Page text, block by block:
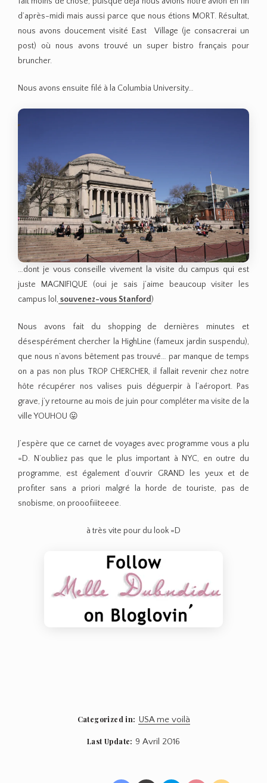
d’après-midi mais aussi parce que nous étions MORT. Résultat,
nous avons doucement visité East Village (je consacrerai un
post) où nous avons trouvé un super bistro français pour
bruncher.
Nous avons ensuite filé à la Columbia University…
…dont je vous conseille vivement la visite du campus qui est
juste MAGNIFIQUE (oui je sais j’aime beaucoup visiter les
campus lol, souvenez-vous Stanford)
Nous avons fait du shopping de dernières minutes et
désespérément chercher la HighLine (fameux jardin suspendu),
que nous n’avons bêtement pas trouvé… par manque de temps
on a pas non plus TROP CHERCHER, il fallait revenir chez notre
hôte récupérer nos valises puis déguerpir à l’aéroport. Pas
grave, j’y retourne au mois de juin pour compléter ma visite de la
ville YOUHOU 😛
J’espère que ce carnet de voyages avec programme vous a plu
=D. N’oubliez pas que le plus important à NYC, en outre du
programme, est également d’ouvrir GRAND les yeux et de
profiter sans a priori malgré la horde de touriste, pas de
snobisme, on prooofiiiteeee.
à très vite pour du look =D
Categorized in: USA me voilà
Last Update: 9 Avril 2016